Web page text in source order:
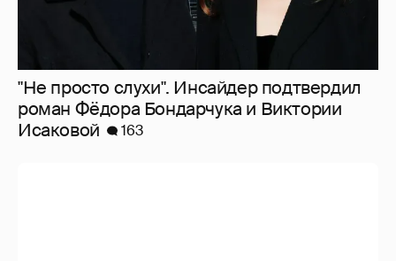
"Не просто слухи". Инсайдер подтвердил
роман Фёдора Бондарчука и Виктории
Исаковой
163